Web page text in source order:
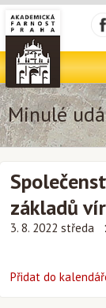
Minulé
základů
3. 8. 2022 středa
Přidat do